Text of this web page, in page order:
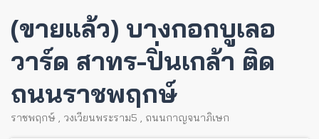
(ขายแล้ว) บางกอกบูเลอ
วาร์ด สาทร-ปิ่นเกล้า ติด
ถนนราชพฤกษ์
ราชพฤกษ์ , วงเวียนพระราม5 , ถนนกาญจนาภิเษก